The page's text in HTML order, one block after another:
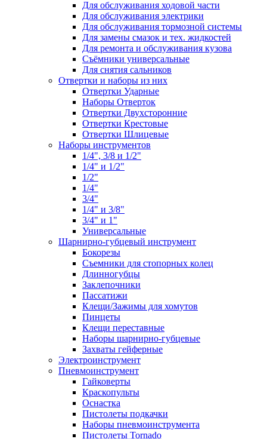
Для обслуживания ходовой части
Для обслуживания электрики
Для обслуживания тормозной системы
Для замены смазок и тех. жидкостей
Для ремонта и обслуживания кузова
Съёмники универсальные
Для снятия сальников
Отвертки и наборы из них
Отвертки Ударные
Наборы Отверток
Отвертки Двухсторонние
Отвертки Крестовые
Отвертки Шлицевые
Наборы инструментов
1/4", 3/8 и 1/2"
1/4" и 1/2"
1/2"
1/4"
3/4"
1/4" и 3/8"
3/4" и 1"
Универсальные
Шарнирно-губцевый инструмент
Бокорезы
Съемники для стопорных колец
Длинногубцы
Заклепочники
Пассатижи
Клещи/Зажимы для хомутов
Пинцеты
Клещи переставные
Наборы шарнирно-губцевые
Захваты гейферные
Электроинструмент
Пневмоинструмент
Гайковерты
Краскопульты
Оснастка
Пистолеты подкачки
Наборы пневмоинструмента
Пистолеты Tornado